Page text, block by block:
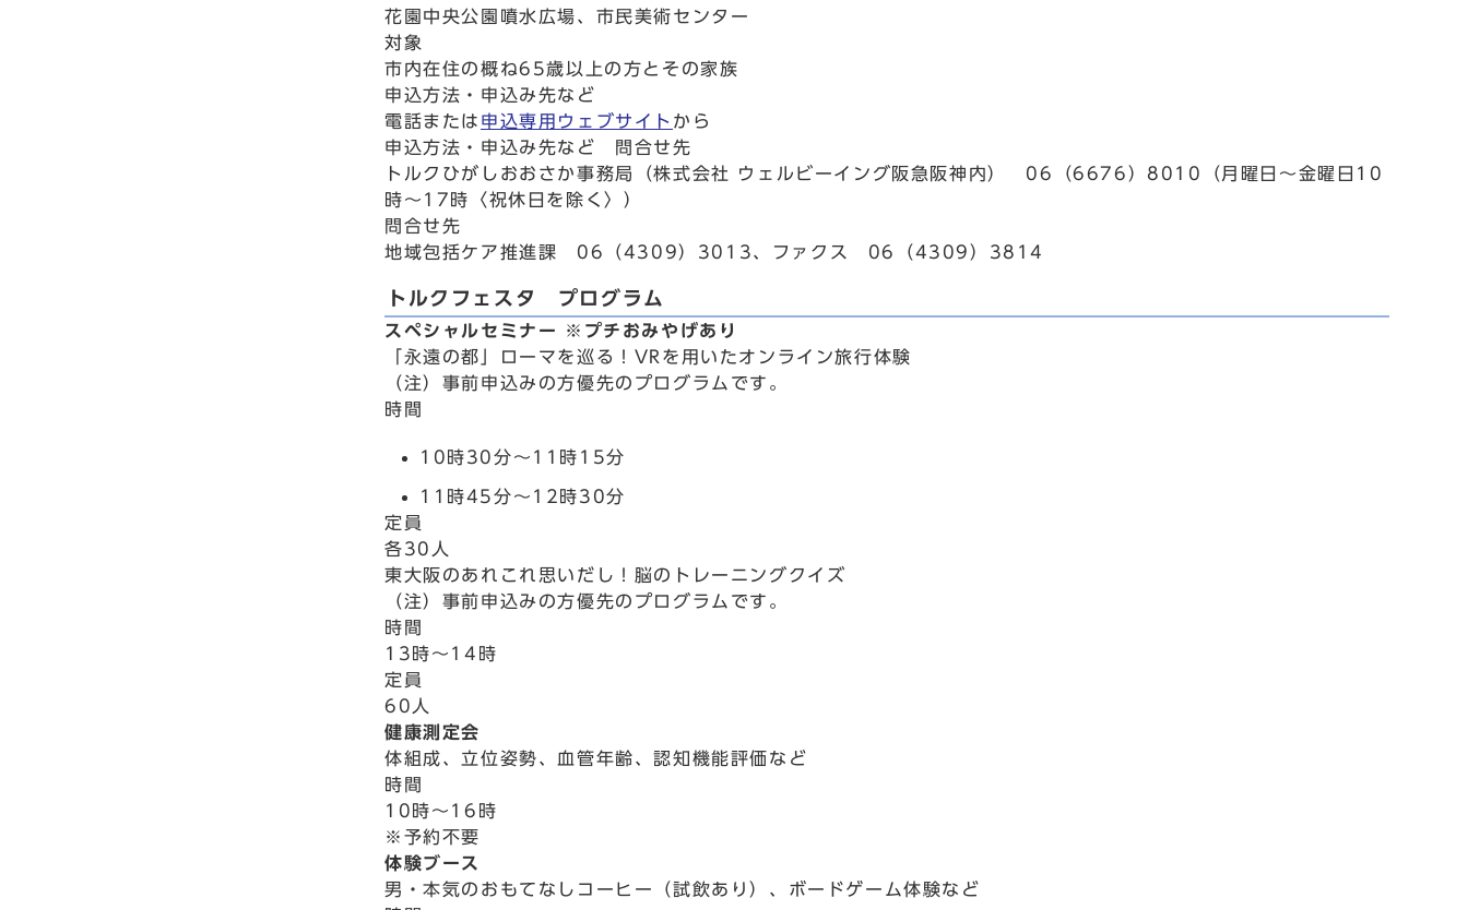
花園中央公園噴水広場、市民美術センター
対象
市内在住の概ね65歳以上の方とその家族
申込方法・申込み先など
電話または 申込専用ウェブサイト から
申込方法・申込み先など 問合せ先
トルクひがしおおさか事務局（株式会社 ウェルビーイング阪急阪神内） 06（6676）8010（月曜日～金曜日10
時～17時〈祝休日を除く〉）
問合せ先
地域包括ケア推進課 06（4309）3013、ファクス 06（4309）3814
トルクフェスタ プログラム
スペシャルセミナー ※プチおみやげあり
「永遠の都」ローマを巡る！VRを用いたオンライン旅行体験
（注）事前申込みの方優先のプログラムです。
時間
10時30分～11時15分
11時45分～12時30分
定員
各30人
東大阪のあれこれ思いだし！脳のトレーニングクイズ
（注）事前申込みの方優先のプログラムです。
時間
13時～14時
定員
60人
健康測定会
体組成、立位姿勢、血管年齢、認知機能評価など
時間
10時～16時
※予約不要
体験ブース
男・本気のおもてなしコーヒー（試飲あり）、ボードゲーム体験など